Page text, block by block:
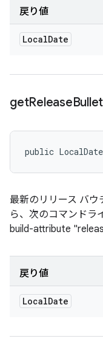
戻り値
LocalDate
getRelease
public
最新のリリース バウ
ら、次のコマンドラ
build-attribute
戻り値
LocalDate